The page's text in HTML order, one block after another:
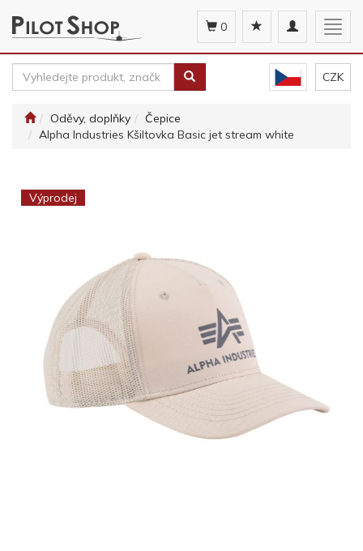
Toggle
navigation
0
CZK
Oděvy, doplňky
Čepice
Alpha Industries Kšiltovka Basic jet stream white
Výprodej